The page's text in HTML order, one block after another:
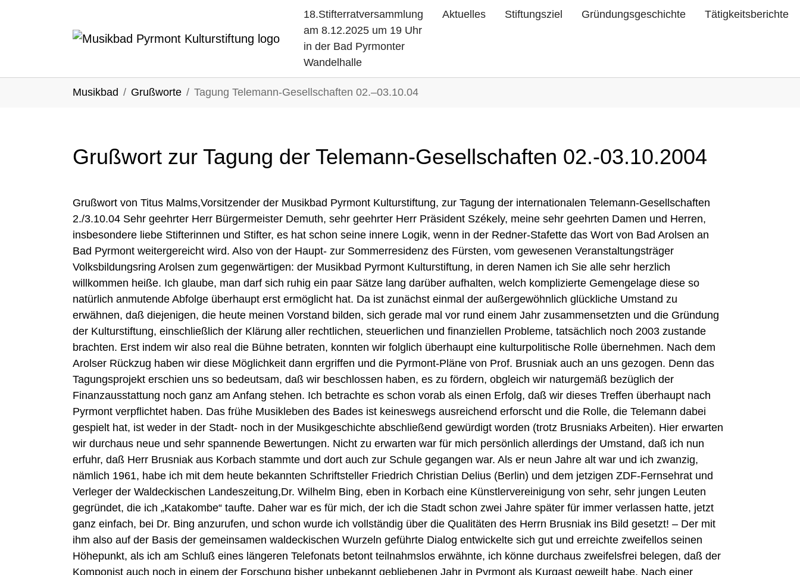
18.Stifterratversammlung
am 8.12.2025 um 19 Uhr
in der Bad Pyrmonter
Wandelhalle
Aktuelles Stiftungsziel Gründungsgeschichte Tätigkeitsberichte
Musikbad Grußworte Tagung Telemann-Gesellschaften 02.–03.10.04
Grußwort zur Tagung der Telemann-Gesellschaften 02.-03.10.2004
Grußwort von Titus Malms,Vorsitzender der Musikbad Pyrmont Kulturstiftung, zur Tagung der internationalen Telemann-Gesellschaften
2./3.10.04 Sehr geehrter Herr Bürgermeister Demuth, sehr geehrter Herr Präsident Székely, meine sehr geehrten Damen und Herren,
insbesondere liebe Stifterinnen und Stifter, es hat schon seine innere Logik, wenn in der Redner-Stafette das Wort von Bad Arolsen an
Bad Pyrmont weitergereicht wird. Also von der Haupt- zur Sommerresidenz des Fürsten, vom gewesenen Veranstaltungsträger
Volksbildungsring Arolsen zum gegenwärtigen: der Musikbad Pyrmont Kulturstiftung, in deren Namen ich Sie alle sehr herzlich
willkommen heiße. Ich glaube, man darf sich ruhig ein paar Sätze lang darüber aufhalten, welch komplizierte Gemengelage diese so
natürlich anmutende Abfolge überhaupt erst ermöglicht hat. Da ist zunächst einmal der außergewöhnlich glückliche Umstand zu
erwähnen, daß diejenigen, die heute meinen Vorstand bilden, sich gerade mal vor rund einem Jahr zusammensetzten und die Gründung
der Kulturstiftung, einschließlich der Klärung aller rechtlichen, steuerlichen und finanziellen Probleme, tatsächlich noch 2003 zustande
brachten. Erst indem wir also real die Bühne betraten, konnten wir folglich überhaupt eine kulturpolitische Rolle übernehmen. Nach dem
Arolser Rückzug haben wir diese Möglichkeit dann ergriffen und die Pyrmont-Pläne von Prof. Brusniak auch an uns gezogen. Denn das
Tagungsprojekt erschien uns so bedeutsam, daß wir beschlossen haben, es zu fördern, obgleich wir naturgemäß bezüglich der
Finanzausstattung noch ganz am Anfang stehen. Ich betrachte es schon vorab als einen Erfolg, daß wir dieses Treffen überhaupt nach
Pyrmont verpflichtet haben. Das frühe Musikleben des Bades ist keineswegs ausreichend erforscht und die Rolle, die Telemann dabei
gespielt hat, ist weder in der Stadt- noch in der Musikgeschichte abschließend gewürdigt worden (trotz Brusniaks Arbeiten). Hier erwarten
wir durchaus neue und sehr spannende Bewertungen. Nicht zu erwarten war für mich persönlich allerdings der Umstand, daß ich nun
erfuhr, daß Herr Brusniak aus Korbach stammte und dort auch zur Schule gegangen war. Als er neun Jahre alt war und ich zwanzig,
nämlich 1961, habe ich mit dem heute bekannten Schriftsteller Friedrich Christian Delius (Berlin) und dem jetzigen ZDF-Fernsehrat und
Verleger der Waldeckischen Landeszeitung,Dr. Wilhelm Bing, eben in Korbach eine Künstlervereinigung von sehr, sehr jungen Leuten
gegründet, die ich „Katakombe“ taufte. Daher war es für mich, der ich die Stadt schon zwei Jahre später für immer verlassen hatte, jetzt
ganz einfach, bei Dr. Bing anzurufen, und schon wurde ich vollständig über die Qualitäten des Herrn Brusniak ins Bild gesetzt! – Der mit
ihm also auf der Basis der gemeinsamen waldeckischen Wurzeln geführte Dialog entwickelte sich gut und erreichte zweifellos seinen
Höhepunkt, als ich am Schluß eines längeren Telefonats betont teilnahmslos erwähnte, ich könne durchaus zweifelsfrei belegen, daß der
Komponist auch noch in einem der Forschung bisher unbekannt gebliebenen Jahr in Pyrmont als Kurgast geweilt habe. Nach einer